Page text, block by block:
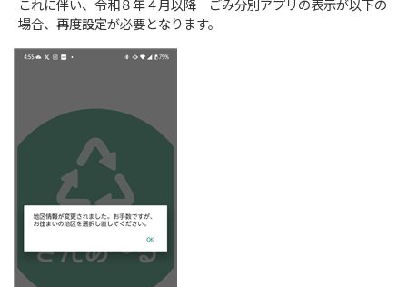
これに伴い、令和８年４月以降 ごみ分別アプリの表示が以下の
場合、再度設定が必要となります。